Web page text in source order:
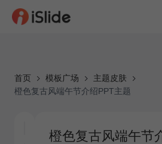
首页 模板广场
主题皮肤
橙色复古风端午节介绍PPT主题
橙色复古风端午节